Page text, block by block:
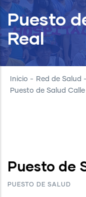
Puesto
Real
Inicio - Red de Salud -
Puesto de Salud Calle
Puesto de
PUESTO DE SALUD